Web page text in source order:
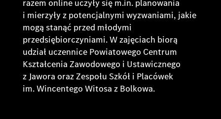
razem online uczyły się m.in. planowania
i mierzyły z potencjalnymi wyzwaniami, jakie
mogą stanąć przed młodymi
przedsiębiorczyniami. W zajęciach biorą
udział uczennice Powiatowego Centrum
Kształcenia Zawodowego i Ustawicznego
z Jawora oraz Zespołu Szkół i Placówek
im. Wincentego Witosa z Bolkowa.